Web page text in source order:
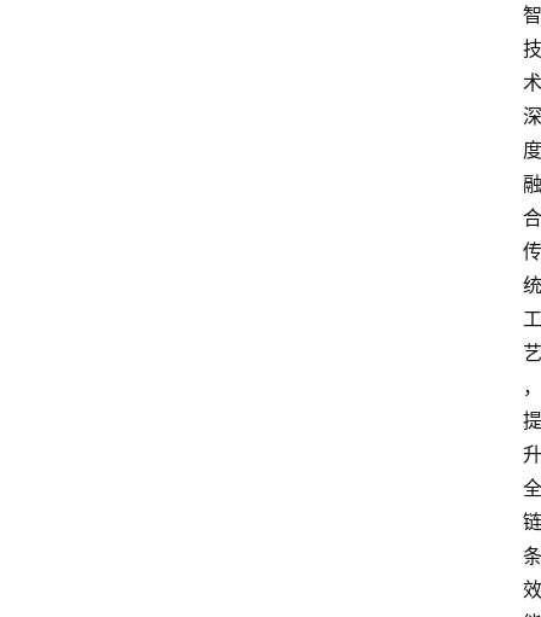
智
技
术
深
度
融
合
传
统
工
艺
，
提
升
全
链
条
效